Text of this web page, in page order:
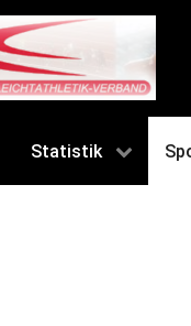
Statistik